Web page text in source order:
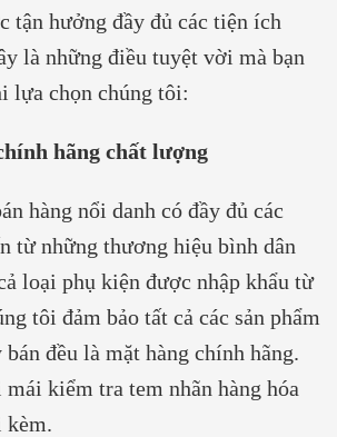
tận hưởng đầy đủ các tiện ích
là những điều tuyệt vời mà bạn
lựa chọn chúng tôi:
hãng chất lượng
hàng nổi danh có đầy đủ các
từ những thương hiệu bình dân
loại phụ kiện được nhập khẩu từ
tôi đảm bảo tất cả các sản phẩm
đều là mặt hàng chính hãng.
kiểm tra tem nhãn hàng hóa
kèm.